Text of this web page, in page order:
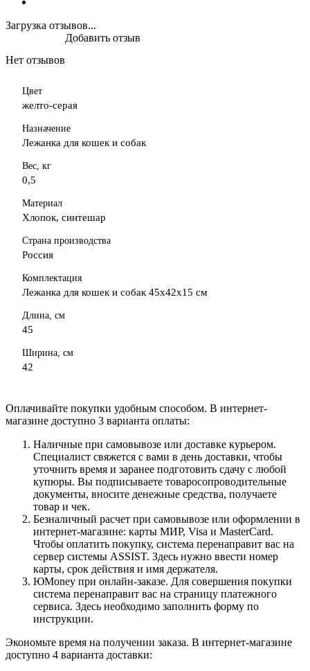
Загрузка отзывов...
Нет отзывов
Добавить отзыв
Цвет
желто-серая
Назначение
Лежанка для кошек и собак
Вес, кг
0,5
Материал
Хлопок, синтешар
Страна производства
Россия
Комплектация
Лежанка для кошек и собак 45х42х15 см
Длина, см
45
Ширина, см
42
Оплачивайте покупки удобным способом. В интернет-
магазине доступно 3 варианта оплаты:
Наличные при самовывозе или доставке курьером.
Специалист свяжется с вами в день доставки, чтобы
уточнить время и заранее подготовить сдачу с любой
купюры. Вы подписываете товаросопроводительные
документы, вносите денежные средства, получаете
товар и чек.
Безналичный расчет при самовывозе или оформлении в
интернет-магазине: карты МИР, Visa и MasterCard.
Чтобы оплатить покупку, система перенаправит вас на
сервер системы ASSIST. Здесь нужно ввести номер
карты, срок действия и имя держателя.
ЮMoney при онлайн-заказе. Для совершения покупки
система перенаправит вас на страницу платежного
сервиса. Здесь необходимо заполнить форму по
инструкции.
Экономьте время на получении заказа. В интернет-магазине
доступно 4 варианта доставки: